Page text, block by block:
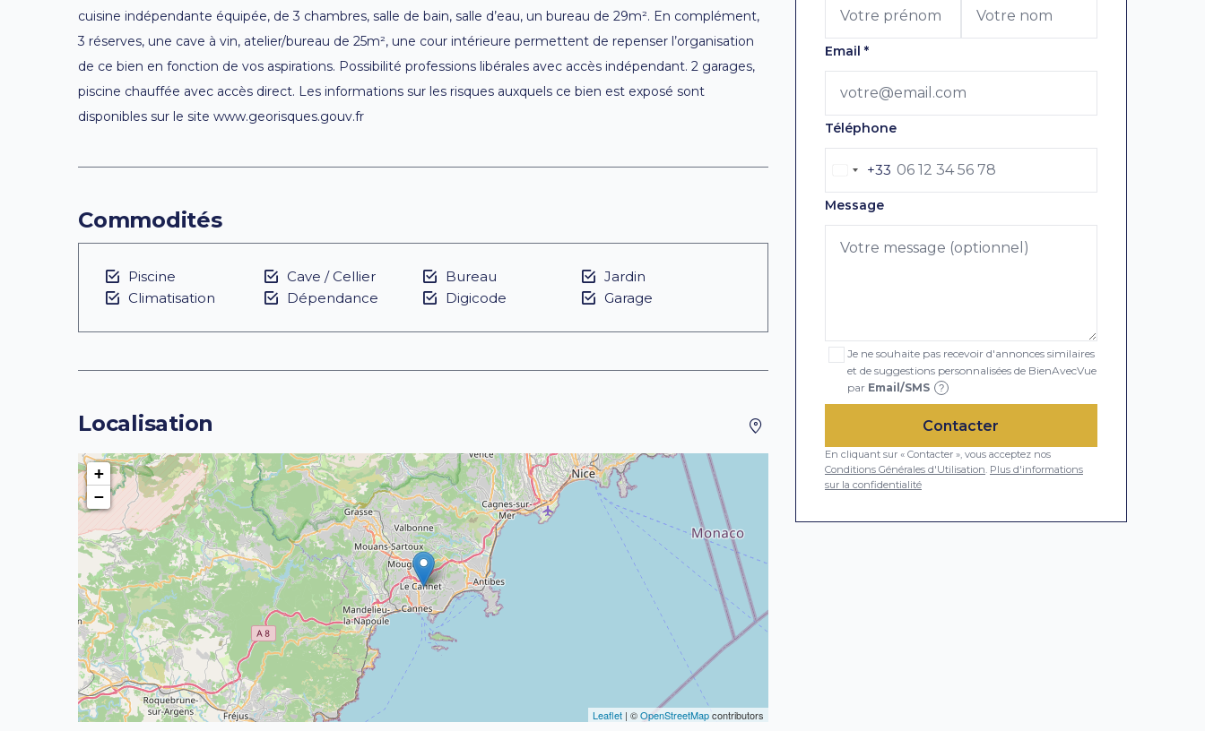
cuisine indépendante équipée, de 3 chambres, salle de bain, salle d’eau, un bureau de 29m². En complément,
3 réserves, une cave à vin, atelier/bureau de 25m², une cour intérieure permettent de repenser l’organisation
de ce bien en fonction de vos aspirations. Possibilité professions libérales avec accès indépendant. 2 garages,
piscine chauffée avec accès direct. Les informations sur les risques auxquels ce bien est exposé sont
disponibles sur le site www.georisques.gouv.fr
Commodités
Piscine Cave / Cellier Bureau
Jardin
Climatisation
Dépendance Digicode Garage
Localisation
+
−
Leaflet| ©OpenStreetMapcontributors
Email *
Téléphone
+33
Message
Je ne souhaite pas recevoir d'annonces similaires
et de suggestions personnalisées de BienAvecVue
par Email/SMS ?
Contacter
En cliquant sur « Contacter », vous acceptez nos
Conditions Générales d'Utilisation. Plus d'informations
sur la confidentialité